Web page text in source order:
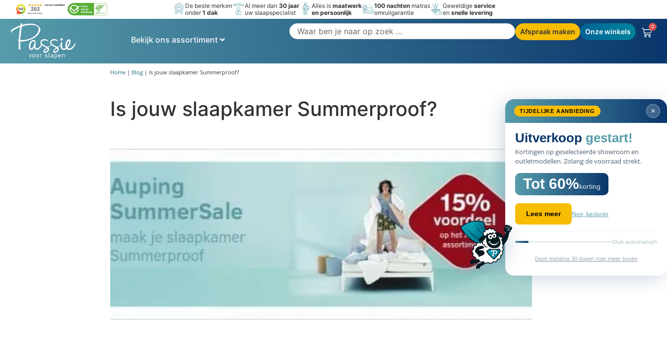
De beste merken
onder1 dak
Al meer dan30 jaar
uw slaapspecialist
Alles ismaatwerk
en persoonlijk
100 nachten matras
omruilgarantie
Geweldigeservice
ensnelle levering
Bekijk ons assortiment
Afspraak maken Onze winkels
0
TIJDELIJKE AANBIEDING ✕
Uitverkoop gestart!
Kortingen op geselecteerde showroom en
outletmodellen. Zolang de voorraad strekt.
Tot 60%korting
Lees meer Nee, bedankt
Sluit automatisch
Deze melding 30 dagen niet meer tonen
Home | Blog | Is jouw slaapkamer Summerproof?
Is jouw slaapkamer Summerproof?